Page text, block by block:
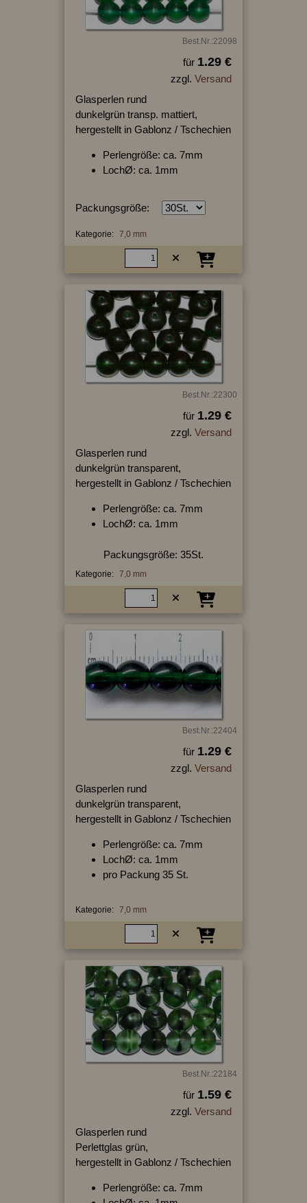
Best.Nr.:22098
für 1.29 €
zzgl. Versand
Glasperlen rund
dunkelgrün transp. mattiert,
hergestellt in Gablonz / Tschechien
Perlengröße: ca. 7mm
LochØ: ca. 1mm
Packungsgröße:
Kategorie: 7,0 mm
Best.Nr.:22300
für 1.29 €
zzgl. Versand
Glasperlen rund
dunkelgrün transparent,
hergestellt in Gablonz / Tschechien
Perlengröße: ca. 7mm
LochØ: ca. 1mm
Packungsgröße: 35St.
Kategorie: 7,0 mm
Best.Nr.:22404
für 1.29 €
zzgl. Versand
Glasperlen rund
dunkelgrün transparent,
hergestellt in Gablonz / Tschechien
Perlengröße: ca. 7mm
LochØ: ca. 1mm
pro Packung 35 St.
Kategorie: 7,0 mm
Best.Nr.:22184
für 1.59 €
zzgl. Versand
Glasperlen rund
Perlettglas grün,
hergestellt in Gablonz / Tschechien
Perlengröße: ca. 7mm